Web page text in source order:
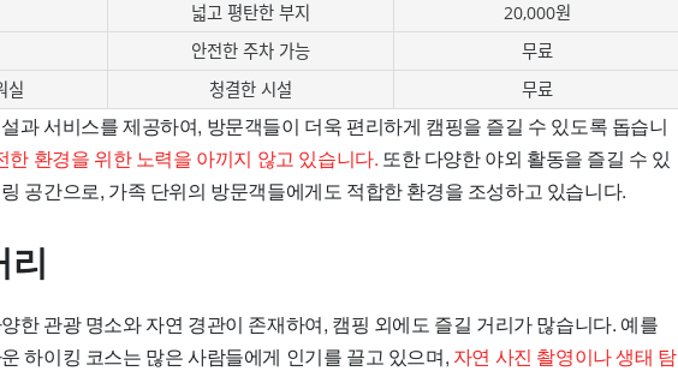
넓고 평탄한 부지
20,000원
안전한 주차 가능
무료
실
청결한 시설 무료
과 서비스를 제공하여, 방문객들이 더욱 편리하게 캠핑을 즐길 수 있도록 돕습니
한 환경을 위한 노력을 아끼지 않고 있습니다. 또한 다양한 야외 활동을 즐길 수 있
공간으로, 가족 단위의 방문객들에게도 적합한 환경을 조성하고 있습니다.
한 관광 명소와 자연 경관이 존재하여, 캠핑 외에도 즐길 거리가 많습니다. 예를
하이킹 코스는 많은 사람들에게 인기를 끌고 있으며, 자연 사진 촬영이나 생태 탐